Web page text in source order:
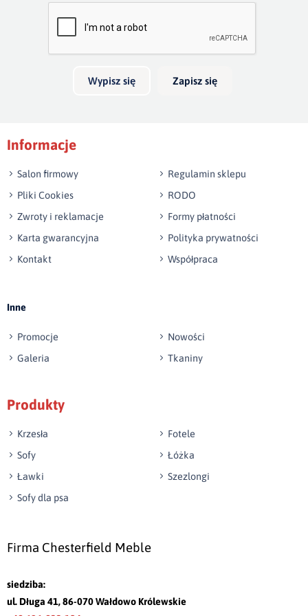
skrzynia na pościel będzie mieć 30cm głębokości. Wezgłowie
Bardzo dobry
Twoja opinia o produkcie
Wyślij opinię
Wypisz się Zapisz się
Informacje
Salon firmowy
Regulamin sklepu
Pliki Cookies
RODO
Zwroty i reklamacje
Formy płatności
Karta gwarancyjna
Polityka prywatności
Kontakt
Współpraca
Inne
Promocje
Nowości
Galeria
Tkaniny
Produkty
Krzesła
Fotele
Sofy
Łóżka
Ławki
Szezlongi
Sofy dla psa
Firma Chesterfield Meble
siedziba:
ul. Długa 41, 86-070 Wałdowo Królewskie